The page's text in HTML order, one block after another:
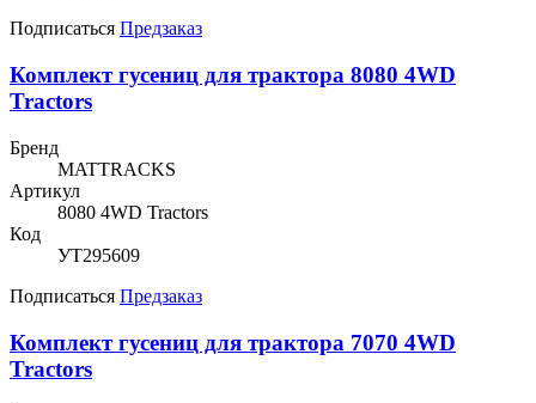
Подписаться Предзаказ
Комплект гусениц для трактора 8080 4WD
Tractors
Бренд
MATTRACKS
Артикул
8080 4WD Tractors
Код
УТ295609
Подписаться Предзаказ
Комплект гусениц для трактора 7070 4WD
Tractors